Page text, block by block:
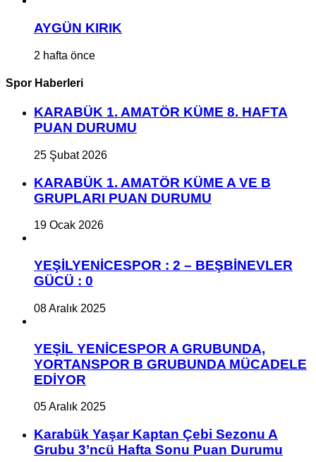
AYGÜN KIRIK
2 hafta önce
Spor Haberleri
KARABÜK 1. AMATÖR KÜME 8. HAFTA
PUAN DURUMU
25 Şubat 2026
KARABÜK 1. AMATÖR KÜME A VE B
GRUPLARI PUAN DURUMU
19 Ocak 2026
YEŞİLYENİCESPOR : 2 – BEŞBİNEVLER
GÜCÜ : 0
08 Aralık 2025
YEŞİL YENİCESPOR A GRUBUNDA,
YORTANSPOR B GRUBUNDA MÜCADELE
EDİYOR
05 Aralık 2025
Karabük Yaşar Kaptan Çebi Sezonu A
Grubu 3’ncü Hafta Sonu Puan Durumu